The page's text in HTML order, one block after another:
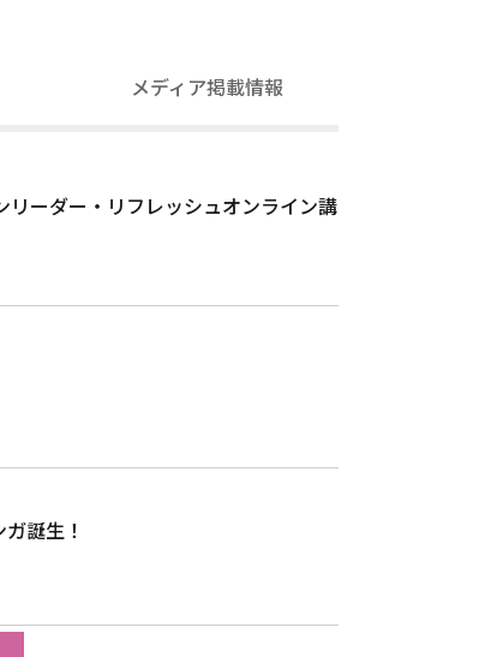
メディア掲載情報
ーダー・リフレッシュオンライン講
誕生！